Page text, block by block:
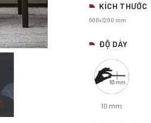
KÍCH THƯỚC
600x1200 mm
ĐỘ DÀY
10 mm